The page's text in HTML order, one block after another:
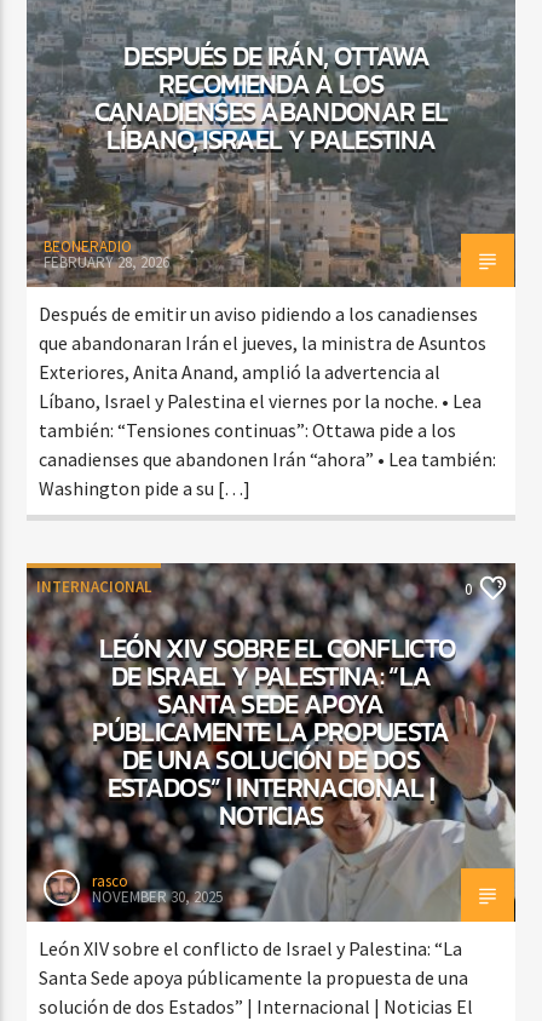
CURRENT SHOW
BACHATA PARA EL CAMINO
5:00 PM 7:00 PM
Beone Radio
DESPUÉS DE IRÁN, OTTAWA
RECOMIENDA A LOS
CANADIENSES ABANDONAR EL
LÍBANO, ISRAEL Y PALESTINA
BEONERADIO
FEBRUARY 28, 2026
Después de emitir un aviso pidiendo a los canadienses
que abandonaran Irán el jueves, la ministra de Asuntos
Exteriores, Anita Anand, amplió la advertencia al
Líbano, Israel y Palestina el viernes por la noche. • Lea
también: “Tensiones continuas”: Ottawa pide a los
canadienses que abandonen Irán “ahora” • Lea también:
Washington pide a su […]
INTERNACIONAL 0
LEÓN XIV SOBRE EL CONFLICTO
DE ISRAEL Y PALESTINA: “LA
SANTA SEDE APOYA
PÚBLICAMENTE LA PROPUESTA
DE UNA SOLUCIÓN DE DOS
ESTADOS” | INTERNACIONAL |
NOTICIAS
rasco
NOVEMBER 30, 2025
León XIV sobre el conflicto de Israel y Palestina: “La
Santa Sede apoya públicamente la propuesta de una
solución de dos Estados” | Internacional | Noticias El